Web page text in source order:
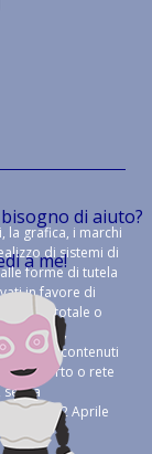
di aiuto?
a me!
la grafica, i marchi
di sistemi di
forme di tutela
in favore di
totale o
dei contenuti
supporto o rete
del 22 Aprile